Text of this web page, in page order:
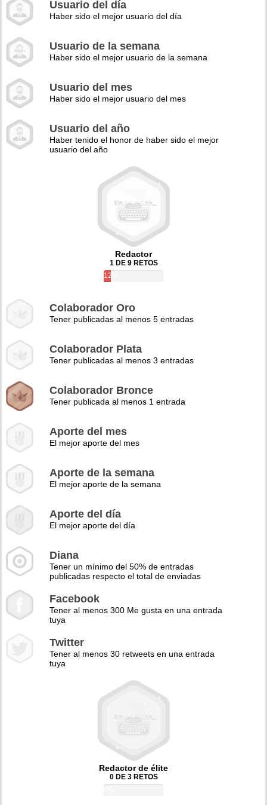
Usuario del día
Haber sido el mejor usuario del día
Usuario de la semana
Haber sido el mejor usuario de la semana
Usuario del mes
Haber sido el mejor usuario del mes
Usuario del año
Haber tenido el honor de haber sido el mejor
usuario del año
Redactor
1 DE 9 RETOS
12%
Colaborador Oro
Tener publicadas al menos 5 entradas
Colaborador Plata
Tener publicadas al menos 3 entradas
Colaborador Bronce
Tener publicada al menos 1 entrada
Aporte del mes
El mejor aporte del mes
Aporte de la semana
El mejor aporte de la semana
Aporte del día
El mejor aporte del día
Diana
Tener un mínimo del 50% de entradas
publicadas respecto el total de enviadas
Facebook
Tener al menos 300 Me gusta en una entrada
tuya
Twitter
Tener al menos 30 retweets en una entrada
tuya
Redactor de élite
0 DE 3 RETOS